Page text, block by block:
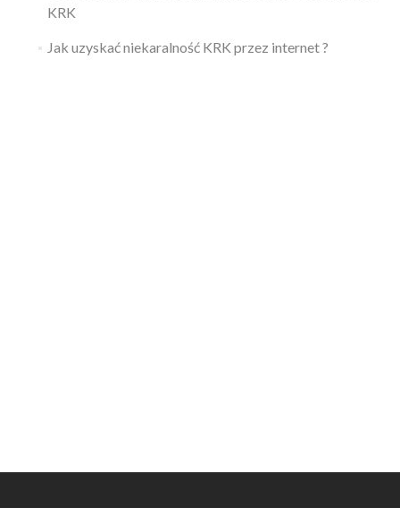
KRK
Jak uzyskać niekaralność KRK przez internet ?